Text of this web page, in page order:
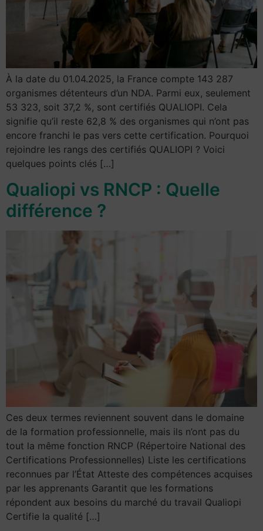
À la date du 01.04.2025, la France compte 143 287
organismes détenteurs d’un NDA. Parmi eux, seulement
53 323, soit 37,2 %, sont certifiés QUALIOPI. Cela
signifie qu’il reste 62,8 % des organismes qui n’ont pas
encore franchi le pas vers cette certification. Pourquoi
rejoindre les rangs des certifiés QUALIOPI ? Voici
quelques points clés […]
Qualiopi vs RNCP : Quelle
différence ?
Ces deux termes reviennent souvent dans le domaine
de la formation professionnelle, mais ils n’ont pas du
tout la même fonction RNCP (Répertoire National des
Certifications Professionnelles) Liste les certifications
reconnues par l’État Atteste des compétences acquises
par les apprenants Garantit que les formations
répondent aux besoins du marché du travail Qualiopi
Certifie la qualité […]